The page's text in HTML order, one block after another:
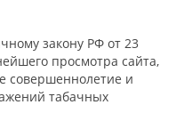
закону РФ от 23
просмотра сайта,
совершеннолетие и
табачных